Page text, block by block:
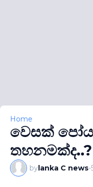
Home
වෙසක්
තහනමක්ද..?
bylanka C news-